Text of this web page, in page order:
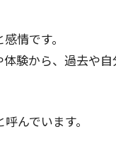
情です。
験から、過去や
んでいます。